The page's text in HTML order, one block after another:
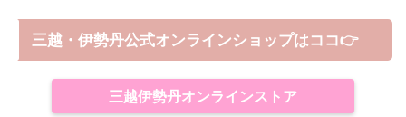
三越・伊勢丹公式オンラインショップはココ👉
三越伊勢丹オンラインストア